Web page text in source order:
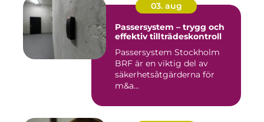
03. aug
Passersystem – trygg och
effektiv tillträdeskontroll
Passersystem Stockholm
BRF är en viktig del av
säkerhetsåtgärderna för
m&a...